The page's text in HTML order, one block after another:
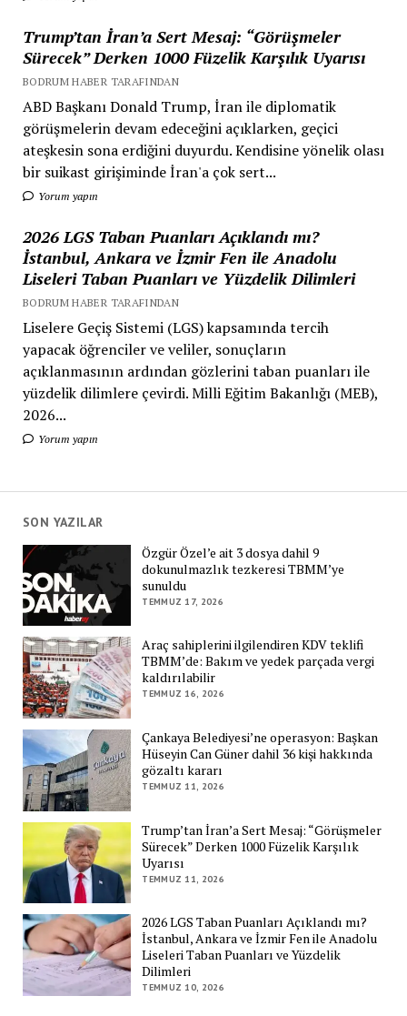
Trump’tan İran’a Sert Mesaj: “Görüşmeler
Sürecek” Derken 1000 Füzelik Karşılık Uyarısı
BODRUM HABER TARAFINDAN
ABD Başkanı Donald Trump, İran ile diplomatik
görüşmelerin devam edeceğini açıklarken, geçici
ateşkesin sona erdiğini duyurdu. Kendisine yönelik olası
bir suikast girişiminde İran'a çok sert...
Yorum yapın
2026 LGS Taban Puanları Açıklandı mı?
İstanbul, Ankara ve İzmir Fen ile Anadolu
Liseleri Taban Puanları ve Yüzdelik Dilimleri
BODRUM HABER TARAFINDAN
Liselere Geçiş Sistemi (LGS) kapsamında tercih
yapacak öğrenciler ve veliler, sonuçların
açıklanmasının ardından gözlerini taban puanları ile
yüzdelik dilimlere çevirdi. Milli Eğitim Bakanlığı (MEB),
2026...
Yorum yapın
SON YAZILAR
Özgür Özel’e ait 3 dosya dahil 9
dokunulmazlık tezkeresi TBMM’ye
sunuldu
TEMMUZ 17, 2026
Araç sahiplerini ilgilendiren KDV teklifi
TBMM’de: Bakım ve yedek parçada vergi
kaldırılabilir
TEMMUZ 16, 2026
Çankaya Belediyesi’ne operasyon: Başkan
Hüseyin Can Güner dahil 36 kişi hakkında
gözaltı kararı
TEMMUZ 11, 2026
Trump’tan İran’a Sert Mesaj: “Görüşmeler
Sürecek” Derken 1000 Füzelik Karşılık
Uyarısı
TEMMUZ 11, 2026
2026 LGS Taban Puanları Açıklandı mı?
İstanbul, Ankara ve İzmir Fen ile Anadolu
Liseleri Taban Puanları ve Yüzdelik
Dilimleri
TEMMUZ 10, 2026